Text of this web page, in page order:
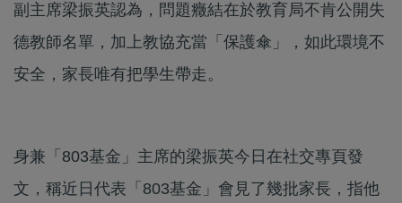
副主席梁振英認為，問題癥結在於教育局不肯公開失
德教師名單，加上教協充當「保護傘」，如此環境不
安全，家長唯有把學生帶走。
身兼「803基金」主席的梁振英今日在社交專頁發
文，稱近日代表「803基金」會見了幾批家長，指他